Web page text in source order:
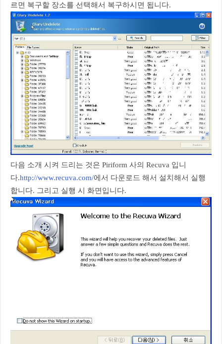
르면 복구할 장소를 선택해서 복구하시면 됩니다.
다음 소개 시켜 드리는 것은 Piriform 사의 Recuva 입니
다.http://www.recuva.com/에서 다운로드 해서 설치해서 실행
합니다. 그리고 실행 시 화면입니다.